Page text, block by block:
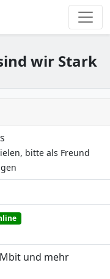
wir Stark
bitte als Freund
und mehr